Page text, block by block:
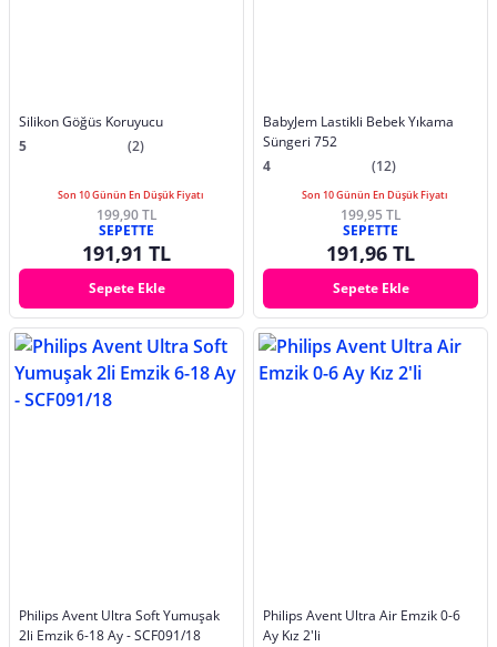
Silikon Göğüs Koruyucu
5
(2)
Son 10 Günün En Düşük Fiyatı
199,90 TL
SEPETTE
191,91 TL
Sepete Ekle
BabyJem Lastikli Bebek Yıkama
Süngeri 752
4
(12)
Son 10 Günün En Düşük Fiyatı
199,95 TL
SEPETTE
191,96 TL
Sepete Ekle
Philips Avent Ultra Soft Yumuşak
2li Emzik 6-18 Ay - SCF091/18
Philips Avent Ultra Air Emzik 0-6
Ay Kız 2'li